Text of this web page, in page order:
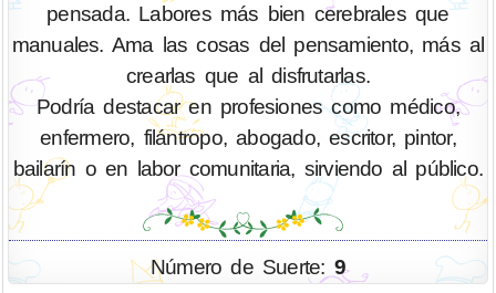
pensada. Labores más bien cerebrales que
manuales. Ama las cosas del pensamiento, más al
crearlas que al disfrutarlas.
Podría destacar en profesiones como médico,
enfermero, filántropo, abogado, escritor, pintor,
bailarín o en labor comunitaria, sirviendo al público.
Número de Suerte: 9